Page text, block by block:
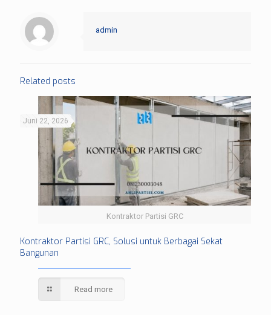
admin
Related posts
Kontraktor Partisi GRC
Juni 22, 2026
Kontraktor Partisi GRC, Solusi untuk Berbagai Sekat
Bangunan
Read more